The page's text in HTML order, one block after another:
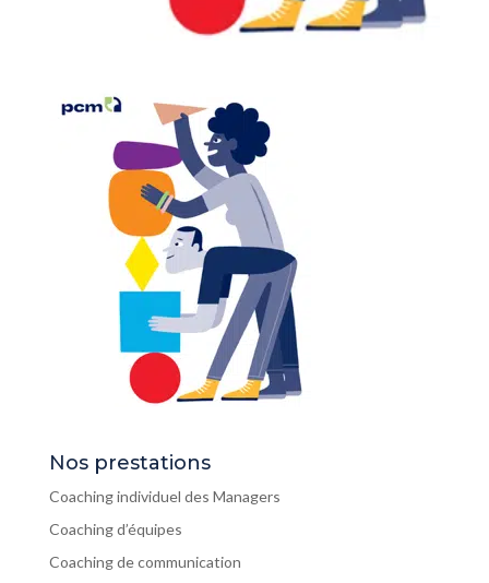
Nos prestations
Coaching individuel des Managers
Coaching d’équipes
Coaching de communication